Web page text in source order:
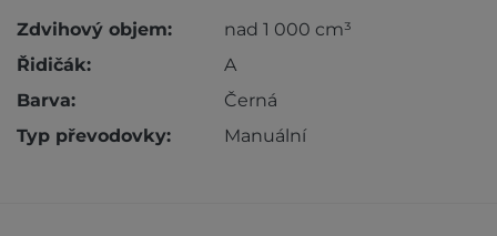
Zdvihový objem:
nad 1 000 cm³
Řidičák:
A
Barva:
Černá
Typ převodovky:
Manuální